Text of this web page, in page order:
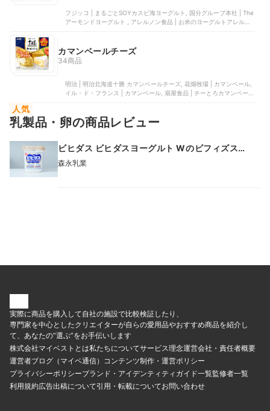
フジッコ | まるごとSOYカスピ海ヨーグルト, 国分グループ本社 | The
アーモンドヨーグルト , アレルノン食品 | お米のヨーグルトアレルノ
カマンベールチーズ
34商品
明治 | 明治北海道十勝 カマンベールチーズ, 花畑牧場 | カマンベール,
イル・ド・フランス | カマンベール, 扇屋食品 | チーとろカマンベー
人気
乳製品・卵の商品レビュー
ビヒダス ビヒダスヨーグルト Wのビフィズス
菌
森永乳業
実際に商品を購入して自社の施設で比較検証したり、
専門家を中心としたクリエイターが自らの愛用品やおすすめ商品を紹介し
て、あなたの“選ぶ”をお手伝いします
株式会社マイベストとは私たちについてサービス理念運営会社・責任者概要
運営者ブログ（マイベ通信） コンテンツ制作・運営ポリシー
プライバシーポリシーブランド・アイデンティティ ガイド一覧監修者一覧
利用規約広告出稿について引用・転載についてお問い合わせ